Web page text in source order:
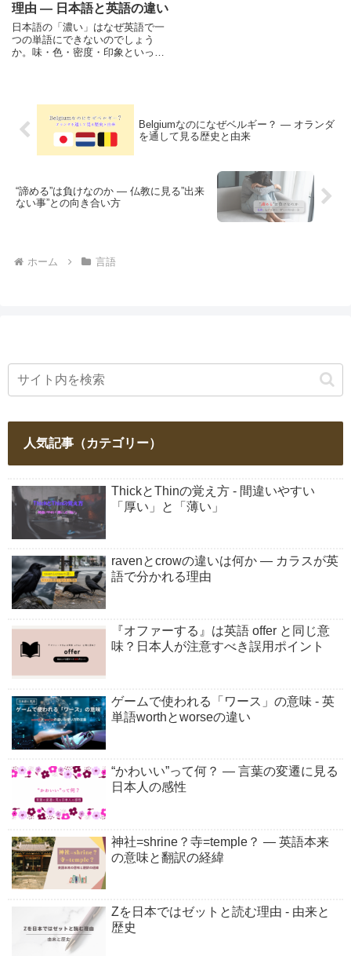
理由 ― 日本語と英語の違い
日本語の「濃い」はなぜ英語で一
つの単語にできないのでしょう
か。味・色・密度・印象といった
Belgiumなのになぜベルギー？ ― オランダ
を通して見る歴史と由来
“諦める”は負けなのか ― 仏教に見る”出来
ない事”との向き合い方
ホーム 言語
人気記事（カテゴリー）
ThickとThinの覚え方 - 間違いやすい
「厚い」と「薄い」
ravenとcrowの違いは何か ― カラスが英
語で分かれる理由
『オファーする』は英語 offer と同じ意
味？日本人が注意すべき誤用ポイント
ゲームで使われる「ワース」の意味 - 英
単語worthとworseの違い
“かわいい”って何？ ― 言葉の変遷に見る
日本人の感性
神社=shrine？寺=temple？ ― 英語本来
の意味と翻訳の経緯
Zを日本ではゼットと読む理由 - 由来と
歴史